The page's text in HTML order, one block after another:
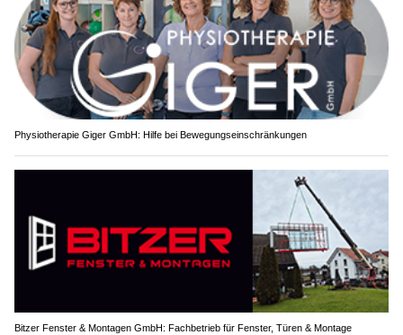
Physiotherapie Giger GmbH: Hilfe bei Bewegungseinschränkungen
Bitzer Fenster & Montagen GmbH: Fachbetrieb für Fenster, Türen & Montage